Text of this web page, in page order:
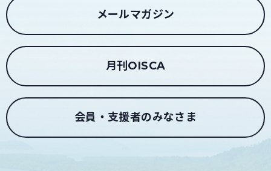
メールマガジン
月刊OISCA
会員・支援者のみなさま